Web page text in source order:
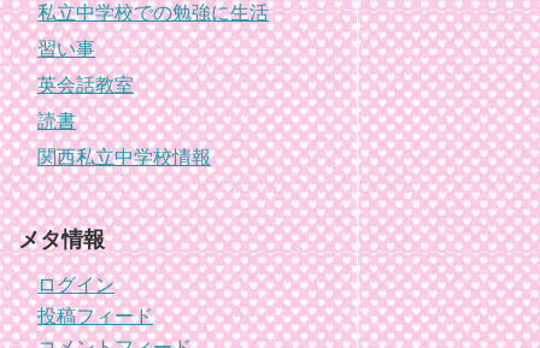
私立中学校での勉強に生活
習い事
英会話教室
読書
関西私立中学校情報
メタ情報
ログイン
投稿フィード